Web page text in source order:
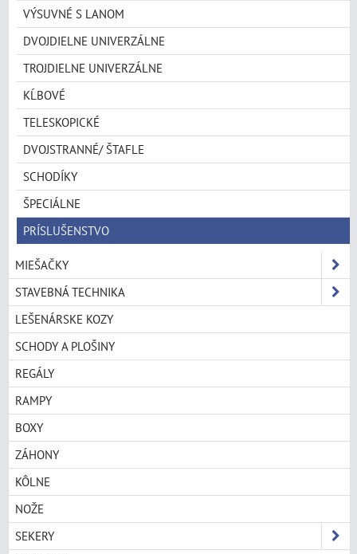
VÝSUVNÉ S LANOM
DVOJDIELNE UNIVERZÁLNE
TROJDIELNE UNIVERZÁLNE
KĹBOVÉ
TELESKOPICKÉ
DVOJSTRANNÉ/ ŠTAFLE
SCHODÍKY
ŠPECIÁLNE
PRÍSLUŠENSTVO
MIEŠAČKY
STAVEBNÁ TECHNIKA
LEŠENÁRSKE KOZY
SCHODY A PLOŠINY
REGÁLY
RAMPY
BOXY
ZÁHONY
KÔLNE
NOŽE
SEKERY